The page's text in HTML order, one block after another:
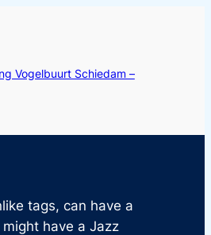
Vogelbuurt Schiedam –
tags, can have a
might have a Jazz